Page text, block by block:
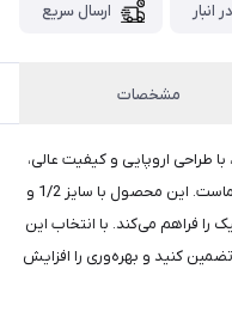
انبار ارسال سریع
مشخصات
هیدرولیک دستی دو دسته 40 لیتر، با طراحی اروپایی و کیفیت عالی،
ایده‌آل برای سیستم‌های صنعتی و کارگاهی شماست. این محصول با سایز 1/2 و
را فراهم می‌کند. با انتخاب این
کنید و بهره‌وری را افزایش